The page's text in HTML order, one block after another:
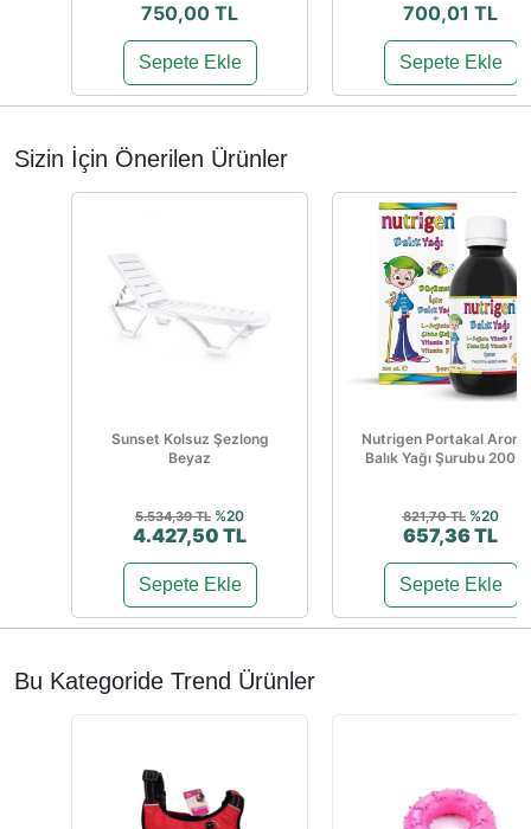
750,00 TL
Sepete Ekle
700,01 TL
Sepete Ekle
Sizin İçin Önerilen Ürünler
Sunset Kolsuz Şezlong
Beyaz
5.534,39 TL %20
4.427,50 TL
Sepete Ekle
Nutrigen Portakal
Balık Yağı Şurubu 200
821,70 TL %20
657,36 TL
Sepete Ekle
Bu Kategoride Trend Ürünler